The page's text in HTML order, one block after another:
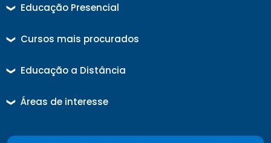
❯ Educação Presencial
❯ Cursos mais procurados
❯ Educação a Distância
❯ Áreas de interesse